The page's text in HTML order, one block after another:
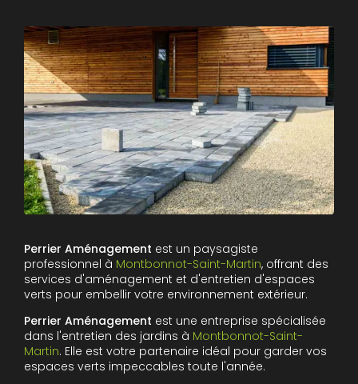
Perrier Aménagement est un paysagiste
professionnel à Montbonnot-Saint-Martin, offrant des
services d'aménagement et d'entretien d'espaces
verts pour embellir votre environnement extérieur.
Perrier Aménagement est une entreprise spécialisée
dans l'entretien des jardins à Montbonnot-Saint-
Martin. Elle est votre partenaire idéal pour garder vos
espaces verts impeccables toute l'année.